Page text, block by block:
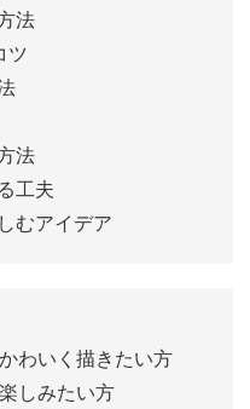
法
ツ
法
工夫
むアイデア
わいく描きたい方
しみたい方